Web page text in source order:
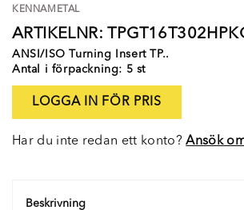
KENNAMETAL
ARTIKELNR:
ANSI/ISO Turning Insert TP..
Antal i förpackning: 5 st
LOGGA IN FÖR PRIS
Har du inte redan ett konto?Ansök
Beskrivning